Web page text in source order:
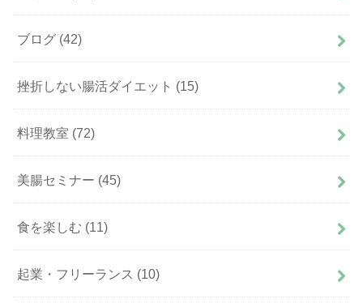
ブログ (42)
挫折しない腸活ダイエット (15)
料理教室 (72)
美腸セミナー (45)
食を楽しむ (11)
起業・フリーランス (10)